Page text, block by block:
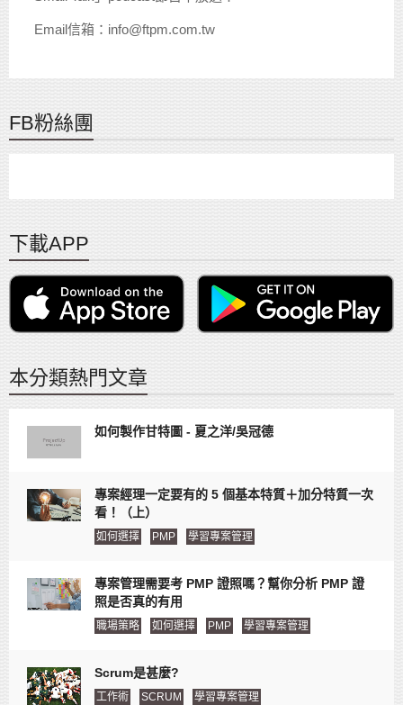
Email信箱：info@ftpm.com.tw
FB粉絲團
下載APP
本分類熱門文章
如何製作甘特圖 - 夏之洋/吳冠德
專案經理一定要有的 5 個基本特質＋加分特質一次
看！（上）
如何選擇 PMP 學習專案管理
專案管理需要考 PMP 證照嗎？幫你分析 PMP 證
照是否真的有用
職場策略 如何選擇 PMP 學習專案管理
Scrum是甚麼?
工作術 SCRUM 學習專案管理